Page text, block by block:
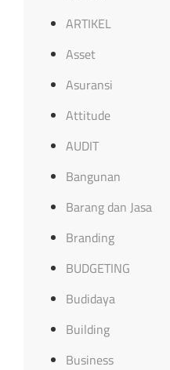
ARTIKEL
Asset
Asuransi
Attitude
AUDIT
Bangunan
Barang dan Jasa
Branding
BUDGETING
Budidaya
Building
Business